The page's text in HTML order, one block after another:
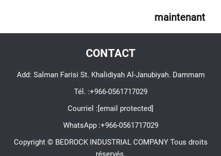
maintenant
CONTACT
Add: Salman Farisi St. Khalidiyah Al-Janubiyah. Dammam
Tél. :+966-0561717029
Courriel :[email protected]
WhatsApp :+966-0561717029
Copyright © BEDROCK INDUSTRIAL COMPANY Tous droits
réservés.